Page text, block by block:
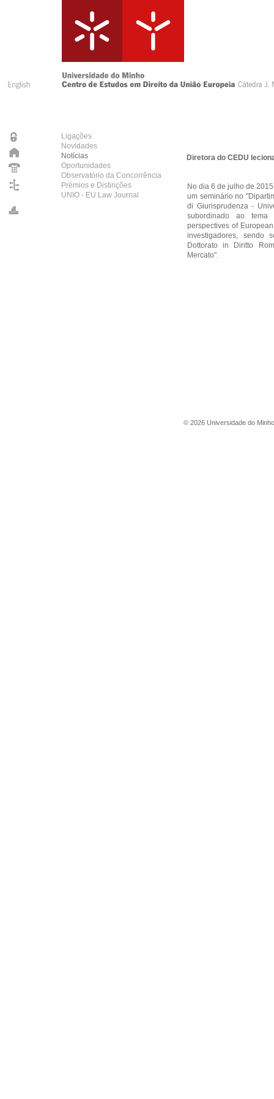
Ligações
Novidades
Notícias
Oportunidades
Observatório da Concorrência
Prémios e Distinções
UNIO - EU Law Journal
Diretora do CEDU
No dia 6 de julho de
um seminário no
di Giurisprudenza -
subordinado ao tema
perspectives of
investigadores, sendo
Dottorato in Diritto
Mercato".
© 2026 Universidade do